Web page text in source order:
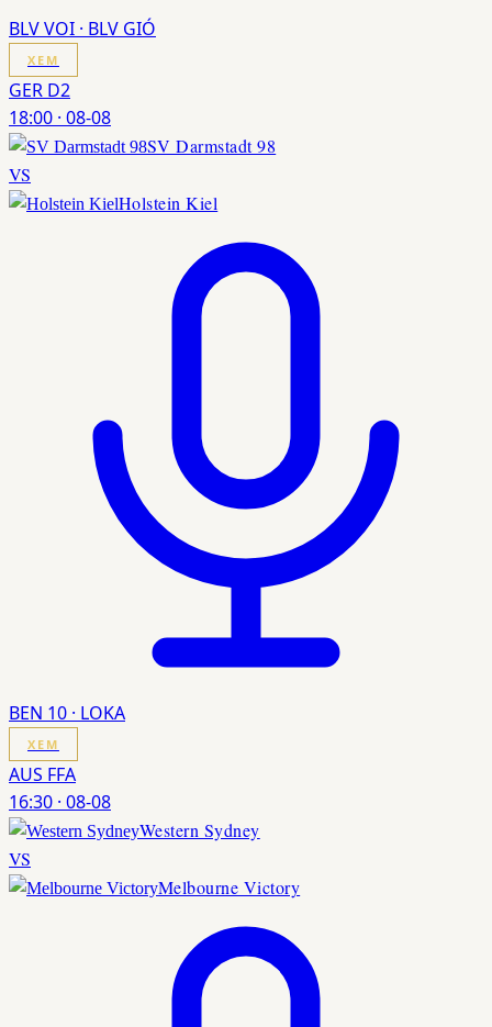
BLV VOI · BLV GIÓ
XEM
GER D2
18:00 · 08-08
SV Darmstadt 98
VS
Holstein Kiel
BEN 10 · LOKA
XEM
AUS FFA
16:30 · 08-08
Western Sydney
VS
Melbourne Victory